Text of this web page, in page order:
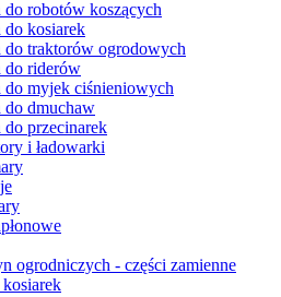
do robotów koszących
do kosiarek
do traktorów ogrodowych
do riderów
do myjek ciśnieniowych
do dmuchaw
do przecinarek
i ładowarki
ogrodniczych - części zamienne